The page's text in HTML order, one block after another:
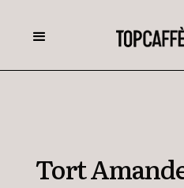
Tort